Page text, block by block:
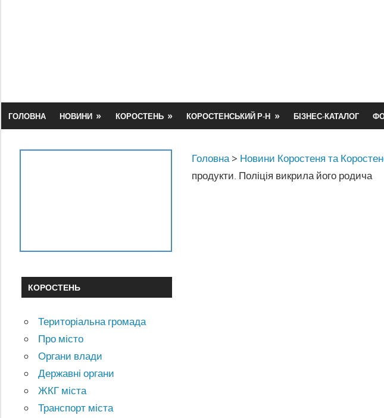
ГОЛОВНА НОВИНИ КОРОСТЕНЬ КОРОСТЕНСЬКИЙ Р-Н БІЗНЕС-КАТАЛОГ
Головна > Новини Коростеня та
продукти. Поліція викрила його родича
КОРОСТЕНЬ
Територіальна громада
Про місто
Органи влади
Державні органи
ЖКГ міста
Транспорт міста